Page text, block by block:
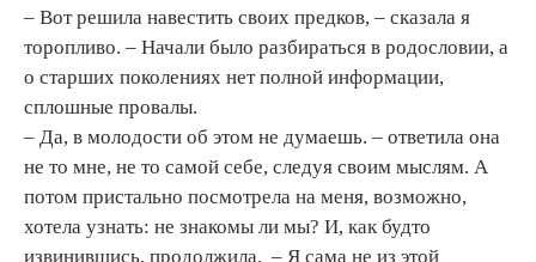
– Вот решила навестить своих предков, – сказала я
торопливо. – Начали было разбираться в родословии, а
о старших поколениях нет полной информации,
сплошные провалы.
– Да, в молодости об этом не думаешь. – ответила она
не то мне, не то самой себе, следуя своим мыслям. А
потом пристально посмотрела на меня, возможно,
хотела узнать: не знакомы ли мы? И, как будто
извинившись, продолжила. – Я сама не из этой